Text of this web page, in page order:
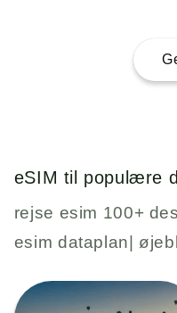
eSIM til populære
rejse esim 100+
esim dataplan|